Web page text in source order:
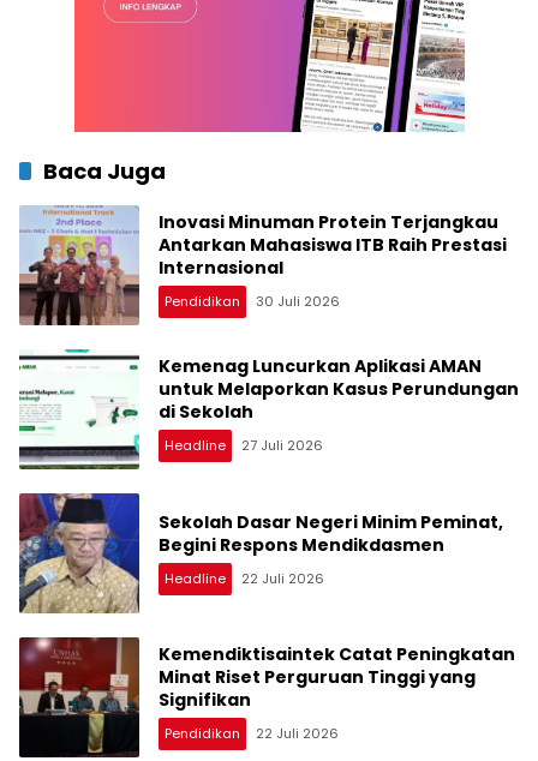
Baca Juga
Inovasi Minuman Protein Terjangkau
Antarkan Mahasiswa ITB Raih Prestasi
Internasional
Pendidikan 30 Juli 2026
Kemenag Luncurkan Aplikasi AMAN
untuk Melaporkan Kasus Perundungan
di Sekolah
Headline 27 Juli 2026
Sekolah Dasar Negeri Minim Peminat,
Begini Respons Mendikdasmen
Headline 22 Juli 2026
Kemendiktisaintek Catat Peningkatan
Minat Riset Perguruan Tinggi yang
Signifikan
Pendidikan 22 Juli 2026